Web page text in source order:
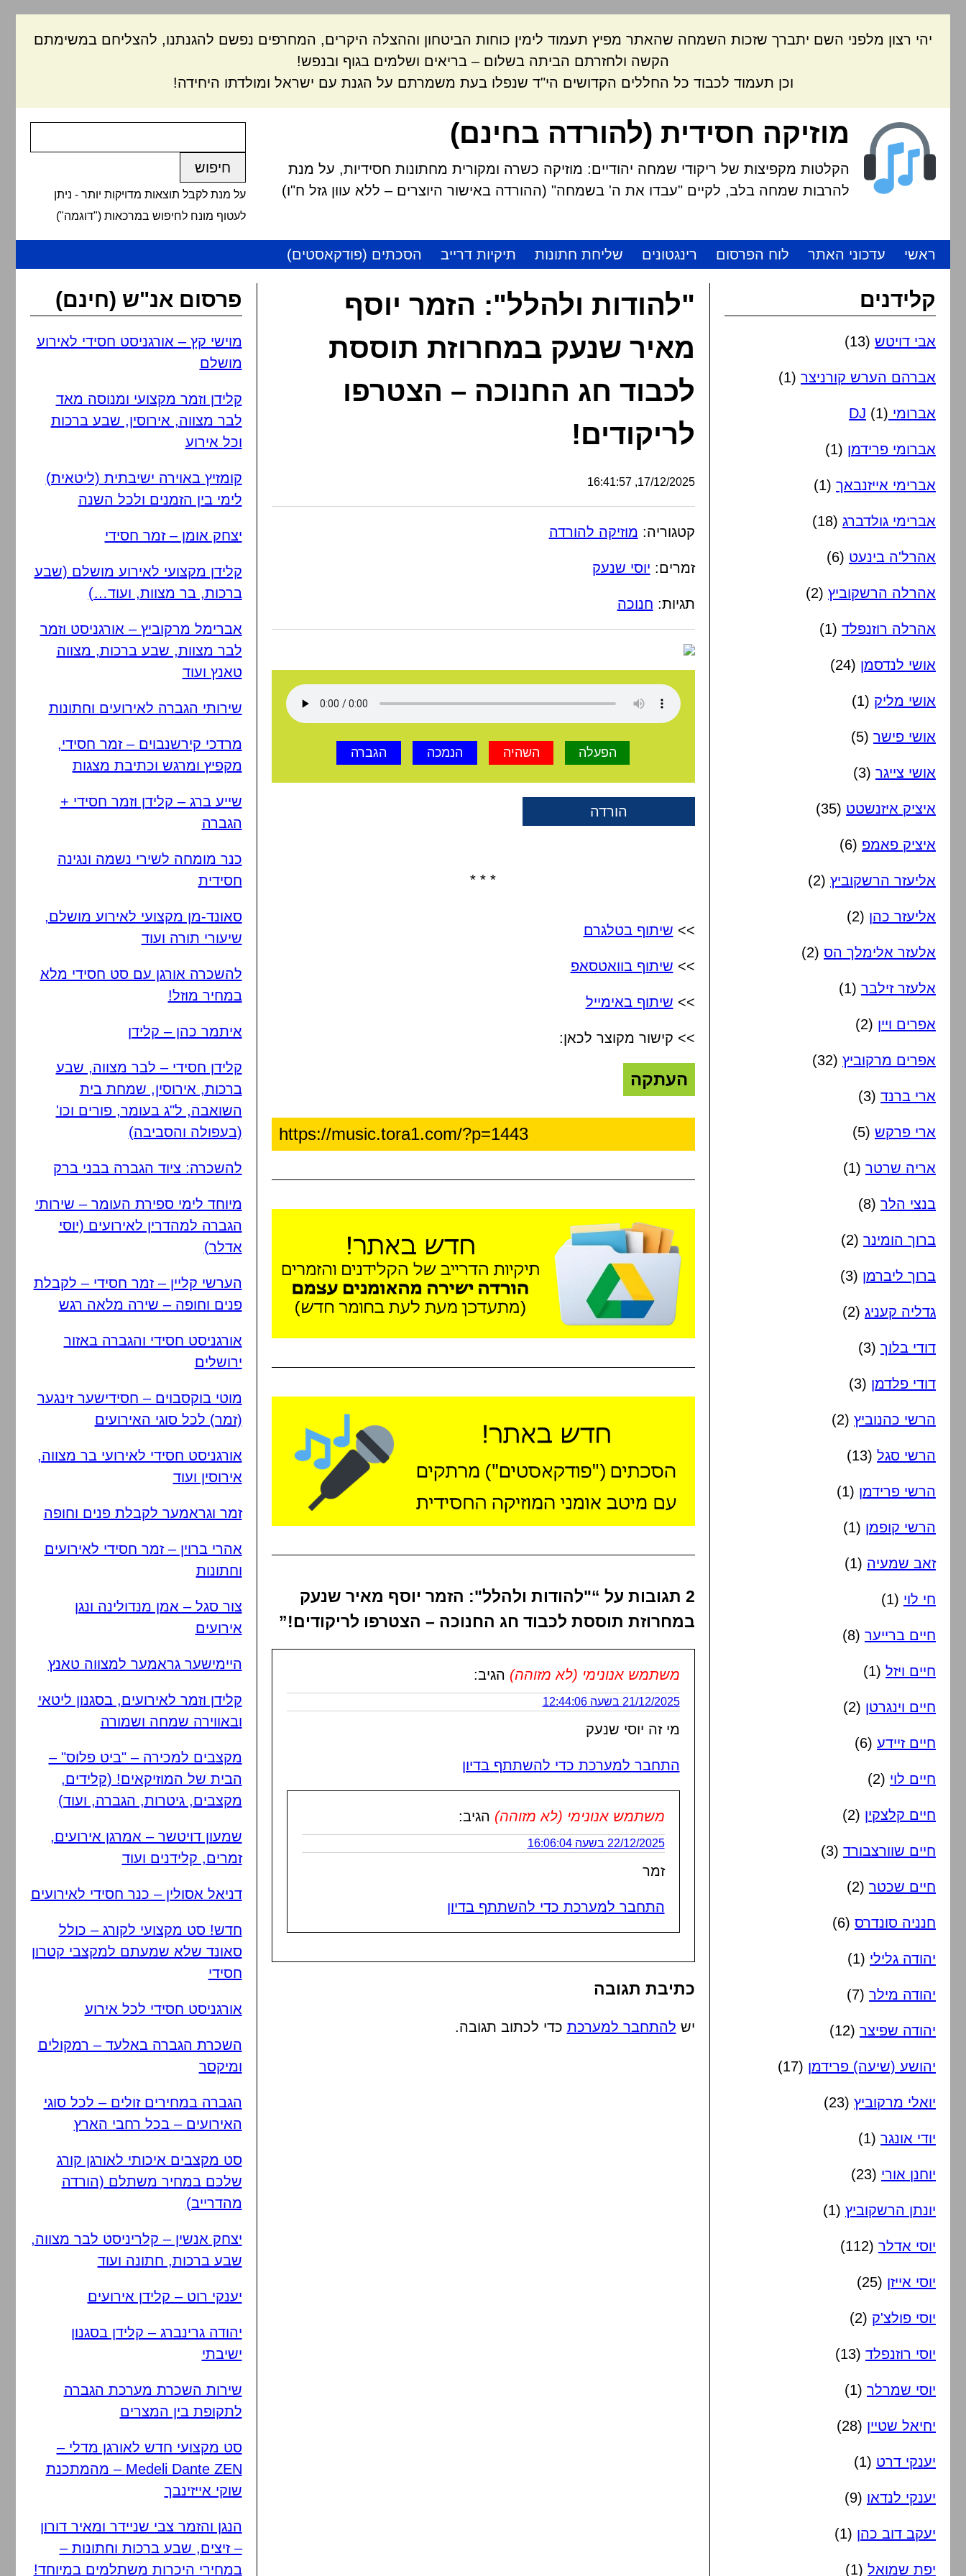
יהי רצון מלפני השם יתברך שזכות השמחה שהאתר מפיץ תעמוד לימין כוחות הביטחון וההצלה היקרים, המחרפים נפשם להגנתנו, להצליחם במשימתם
הקשה ולחזרתם הביתה בשלום – בריאים ושלמים בגוף ובנפש!
וכן תעמוד לכבוד כל החללים הקדושים הי"ד שנפלו בעת משמרתם על הגנת עם ישראל ומולדתו היחידה!
מוזיקה חסידית (להורדה בחינם)
הקלטות מקפיצות של ריקודי שמחה יהודיים: מוזיקה כשרה ומקורית מחתונות חסידיות, על מנת
להרבות שמחה בלב, לקיים "עבדו את ה' בשמחה" (ההורדה באישור היוצרים – ללא עוון גזל ח"ו)
על מנת לקבל תוצאות מדויקות יותר - ניתן
לעטוף מונח לחיפוש במרכאות ("דוגמה")
ראשי עדכוני האתר לוח הפרסום רינגטונים שליחת חתונות תיקיות דרייב הסכתים (פודקאסטים)
"להודות ולהלל": הזמר יוסף
מאיר שנעק במחרוזת תוססת
לכבוד חג החנוכה – הצטרפו
לריקודים!
17/12/2025, 16:41:57
קטגוריה: מוזיקה להורדה
זמרים: יוסי שנעק
תגיות: חנוכה
הפעלה השהיה הנמכה הגברה
הורדה
* * *
>> שיתוף בטלגרם
>> שיתוף בוואטסאפ
>> שיתוף באימייל
>> קישור מקוצר לכאן:
העתקה
2 תגובות על “"להודות ולהלל": הזמר יוסף מאיר שנעק
במחרוזת תוססת לכבוד חג החנוכה – הצטרפו לריקודים!”
משתמש אנונימי (לא מזוהה) הגיב:
21/12/2025 בשעה 12:44:06
מי זה יוסי שנעק
התחבר למערכת כדי להשתתף בדיון
משתמש אנונימי (לא מזוהה) הגיב:
22/12/2025 בשעה 16:06:04
זמר
התחבר למערכת כדי להשתתף בדיון
כתיבת תגובה
יש להתחבר למערכת כדי לכתוב תגובה.
קלידנים
אבי דויטש (13)
אברהם הערש קורניצר (1)
אברומי DJ (1)
אברומי פרידמן (1)
אברימי אייזנבאך (1)
אברימי גולדברג (18)
אהרל'ה בינעט (6)
אהרלה הרשקוביץ (2)
אהרלה רוזנפלד (1)
אושי לנדסמן (24)
אושי מליק (1)
אושי פישר (5)
אושי צייגר (3)
איציק איזנשטט (35)
איציק פאמפ (6)
אליעזר הרשקוביץ (2)
אליעזר כהן (2)
אלעזר אלימלך הס (2)
אלעזר זילבר (1)
אפרים ויין (2)
אפרים מרקוביץ (32)
ארי ברנד (3)
ארי פרקש (5)
אריה שרטר (1)
בנצי הלר (8)
ברוך הומינר (2)
ברוך ליברמן (3)
גדליה קעניג (2)
דודי בלוך (3)
דודי פלדמן (3)
הרשי כהנוביץ (2)
הרשי סגל (13)
הרשי פרידמן (1)
הרשי קופמן (1)
זאב שמעיה (1)
חי לוי (1)
חיים ברייער (8)
חיים ויזל (1)
חיים וינגרטן (2)
חיים זיידע (6)
חיים לוי (2)
חיים קלצקין (2)
חיים שוורצבורד (3)
חיים שכטר (2)
חנניה סונדרס (6)
יהודה גלילי (1)
יהודה מילר (7)
יהודה שפיצר (12)
יהושע (שיעה) פרידמן (17)
יואלי מרקוביץ (23)
יודי אונגר (1)
יוחנן אורי (23)
יונתן הרשקוביץ (1)
יוסי אדלר (112)
יוסי אייזן (25)
יוסי פולצ'ק (2)
יוסי רוזנפלד (13)
יוסי שמרלר (1)
יחיאל שטיין (28)
יענקי דרט (1)
יענקי לנדאו (9)
יעקב דוב כהן (1)
יפת שמואל (1)
פרסום אנ"ש (חינם)
מוישי קץ – אורגניסט חסידי לאירוע
מושלם
קלידן וזמר מקצועי ומנוסה מאד
לבר מצווה, אירוסין, שבע ברכות
וכל אירוע
קומזיץ באוירה ישיבתית (ליטאית)
לימי בין הזמנים ולכל השנה
יצחק אומן – זמר חסידי
קלידן מקצועי לאירוע מושלם (שבע
ברכות, בר מצוות, ועוד…)
אברימל מרקוביץ – אורגניסט וזמר
לבר מצוות, שבע ברכות, מצווה
טאנץ ועוד
שירותי הגברה לאירועים וחתונות
מרדכי קירשנבוים – זמר חסידי,
מקפיץ ומרגש וכתיבת מצגות
שייע ברג – קלידן וזמר חסידי +
הגברה
כנר מומחה לשירי נשמה ונגינה
חסידית
סאונד-מן מקצועי לאירוע מושלם,
שיעורי תורה ועוד
להשכרה אורגן עם סט חסידי מלא
במחיר מוזל!
איתמר כהן – קלידן
קלידן חסידי – לבר מצווה, שבע
ברכות, אירוסין, שמחת בית
השואבה, ל"ג בעומר, פורים וכו'
(בעפולה והסביבה)
להשכרה: ציוד הגברה בבני ברק
מיוחד לימי ספירת העומר – שירותי
הגברה למהדרין לאירועים (יוסי
אדלר)
הערשי קליין – זמר חסידי – לקבלת
פנים וחופה – שירה מלאה רגש
אורגניסט חסידי והגברה באזור
ירושלים
מוטי בוקסבוים – חסידישער זינגער
(זמר) לכל סוגי האירועים
אורגניסט חסידי לאירועי בר מצווה,
אירוסין ועוד
זמר וגראמער לקבלת פנים וחופה
אהרי ברוין – זמר חסידי לאירועים
וחתונות
צור סגל – אמן מנדולינה ונגן
אירועים
היימישער גראמער למצווה טאנץ
קלידן וזמר לאירועים, בסגנון ליטאי
ובאווירה שמחה ושמורה
מקצבים למכירה – "ביט פלוס" –
הבית של המוזיקאים! (קלידים,
מקצבים, גיטרות, הגברה, ועוד)
שמעון דויטשר – אמרגן אירועים,
זמרים, קלידנים ועוד
דניאל אסולין – כנר חסידי לאירועים
חדש! סט מקצועי לקורג – כולל
סאונד שלא שמעתם למקצבי קטרון
חסידי
אורגניסט חסידי לכל אירוע
השכרת הגברה באלעד – רמקולים
ומיקסר
הגברה במחירים זולים – לכל סוגי
האירועים – בכל רחבי הארץ
סט מקצבים איכותי לאורגן קורג
שלכם במחיר משתלם (הורדה
מהדרייב)
יצחק אנשין – קלריניסט לבר מצווה,
שבע ברכות, חתונה ועוד
יענקי רוט – קלידן אירועים
יהודה גרינברג – קלידן בסגנון
ישיבתי
שירות השכרת מערכת הגברה
לתקופת בין המצרים
סט מקצועי חדש לאורגן מדלי –
Medeli Dante ZEN – מהמתכנת
שוקי אייזינבך
הנגן והזמר צבי שניידר ומאיר דורון
– זיצים, שבע ברכות וחתונות –
במחירי היכרות משתלמים במיוחד!